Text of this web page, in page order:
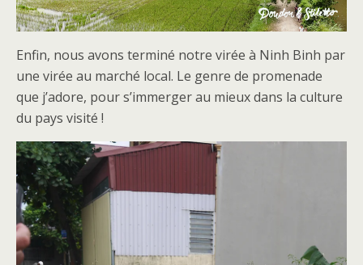
Enfin, nous avons terminé notre virée à Ninh Binh par
une virée au marché local. Le genre de promenade
que j’adore, pour s’immerger au mieux dans la culture
du pays visité !